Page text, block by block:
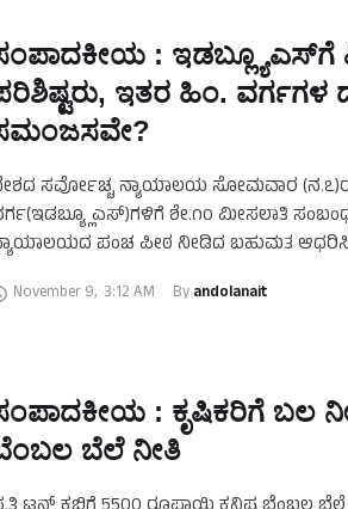
: ಇಡಬ್ಲ್ಯೂಎಸ್‌ಗೆ
ಇತರ ಹಿಂ. ವರ್ಗಗಳ
ಸರ್ವೋಚ್ಚ ನ್ಯಾಯಾಲಯ ಸೋಮವಾರ
ಶೇ.೧೦ ಮೀಸಲಾತಿ
ಪಂಚ ಪೀಠ ನೀಡಿದ ಬಹುಮತ
November 9, 3:12 AM By andolanait
: ಕೃಷಿಕರಿಗೆ ಬಲ
ಬೆಲೆ ನೀತಿ